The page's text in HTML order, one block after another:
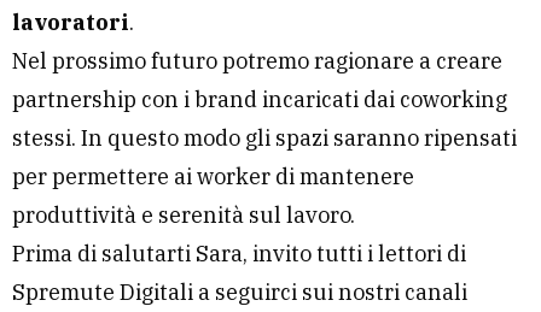
lavoratori.
Nel prossimo futuro potremo ragionare a creare
partnership con i brand incaricati dai coworking
stessi. In questo modo gli spazi saranno ripensati
per permettere ai worker di mantenere
produttività e serenità sul lavoro.
Prima di salutarti Sara, invito tutti i lettori di
Spremute Digitali a seguirci sui nostri canali